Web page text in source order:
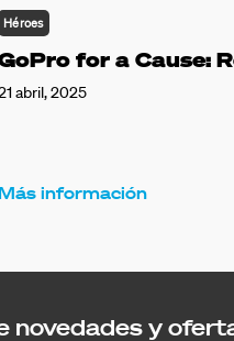
Héroes
for a Cause:
abril, 2025
Más información
novedades y